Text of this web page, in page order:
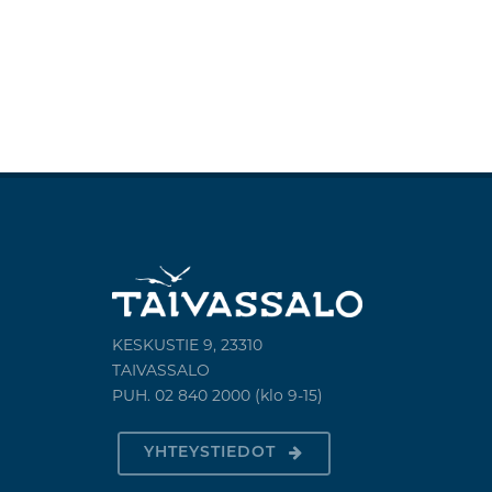
KESKUSTIE 9, 23310
TAIVASSALO
PUH. 02 840 2000 (klo 9-15)
YHTEYSTIEDOT